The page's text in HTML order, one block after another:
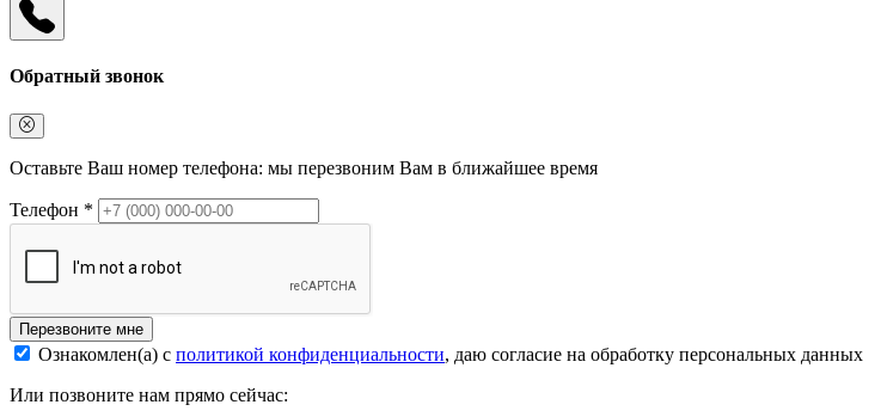
Обратный звонок
Оставьте Ваш номер телефона: мы перезвоним Вам в ближайшее время
Телефон *
Перезвоните мне
Ознакомлен(а) с политикой конфиденциальности, даю согласие на обработку персональных данных
Или позвоните нам прямо сейчас: